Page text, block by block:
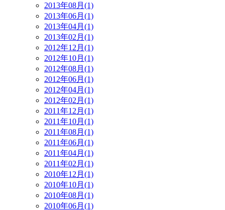
2013年08月(1)
2013年06月(1)
2013年04月(1)
2013年02月(1)
2012年12月(1)
2012年10月(1)
2012年08月(1)
2012年06月(1)
2012年04月(1)
2012年02月(1)
2011年12月(1)
2011年10月(1)
2011年08月(1)
2011年06月(1)
2011年04月(1)
2011年02月(1)
2010年12月(1)
2010年10月(1)
2010年08月(1)
2010年06月(1)